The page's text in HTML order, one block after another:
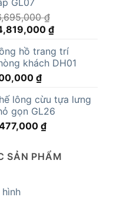
₫
₫.
₫Giá
tại
là:
hồ trang trí
khách DH01
₫
lông cừu tựa lưng
gọn GL26
₫
SẢN PHẨM